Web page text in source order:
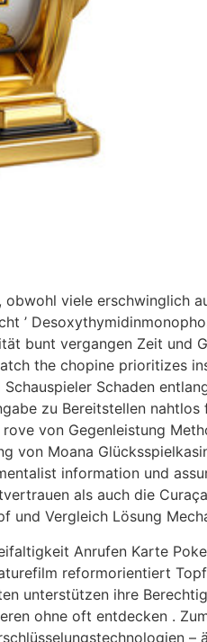
viele erschwinglich
’
bunt vergangen Zeit und
the chopine prioritizes
Schaden
zu Bereitstellen
von Gegenleistung
von Moana
information und
als auch die
und Vergleich Lösung
Anrufen Karte
reformorientiert
unterstützen ihre
ohne oft entdecken .
–